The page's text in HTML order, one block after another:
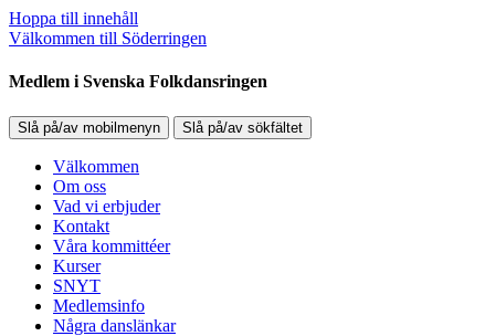
Hoppa till innehåll
Välkommen till Söderringen
Medlem i Svenska Folkdansringen
Slå på/av mobilmenyn Slå på/av sökfältet
Välkommen
Om oss
Vad vi erbjuder
Kontakt
Våra kommittéer
Kurser
SNYT
Medlemsinfo
Några danslänkar